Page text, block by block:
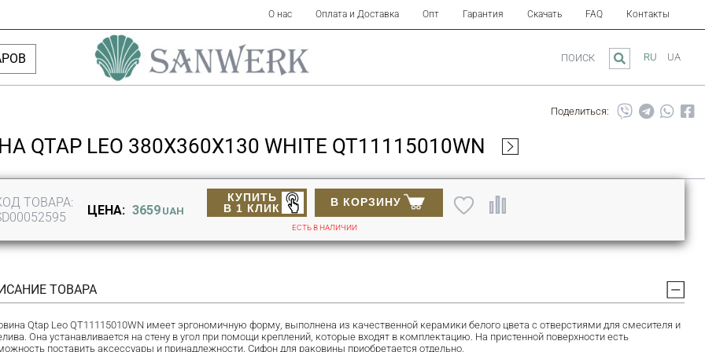
О нас Оплата и Доставка Опт Гарантия Скачать FAQ Контакты
RU UA
ПОИСК
Поделиться:
QTAP LEO 380X360X130 WHITE QT11115010WN
ТОВАРА:
ЦЕНА: 3659 UAH
В КОРЗИНУ
КУПИТЬ
В 1 КЛИК
ЕСТЬ В НАЛИЧИИ
ТОВАРА
Qtap Leo QT11115010WN имеет эргономичную форму, выполнена из качественной керамики белого цвета с отверстиями для смесителя и
Она устанавливается на стену в угол при помощи креплений, которые входят в комплектацию. На пристенной поверхности есть
поставить аксессуары и принадлежности. Сифон для раковины приобретается отдельно.